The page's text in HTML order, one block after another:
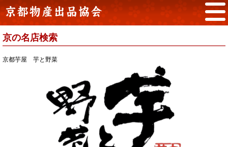
京の名店検索
京都芋屋 芋と野菜